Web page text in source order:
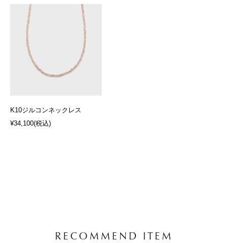
K10ジルコンネックレス
¥34,100(税込)
RECOMMEND ITEM